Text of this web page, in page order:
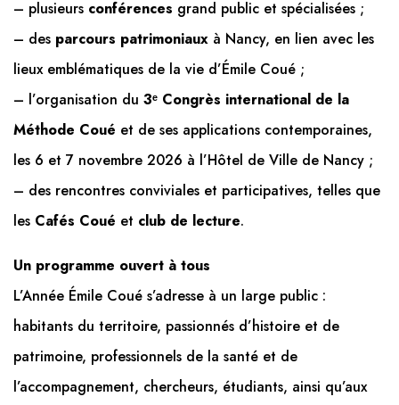
– plusieurs conférences grand public et spécialisées ;
– des parcours patrimoniaux à Nancy, en lien avec les
lieux emblématiques de la vie d’Émile Coué ;
– l’organisation du 3ᵉ Congrès international de la
Méthode Coué et de ses applications contemporaines,
les 6 et 7 novembre 2026 à l’Hôtel de Ville de Nancy ;
– des rencontres conviviales et participatives, telles que
les Cafés Coué et club de lecture.
Un programme ouvert à tous
L’Année Émile Coué s’adresse à un large public :
habitants du territoire, passionnés d’histoire et de
patrimoine, professionnels de la santé et de
l’accompagnement, chercheurs, étudiants, ainsi qu’aux